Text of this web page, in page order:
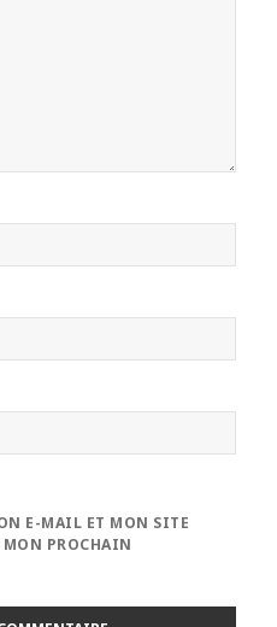
E-MAIL ET MON SITE
MON PROCHAIN